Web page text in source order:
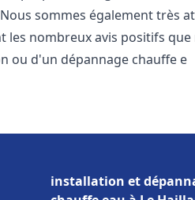
sommes également très
les nombreux avis positifs que
ou d'un dépannage chauffe e
installation et